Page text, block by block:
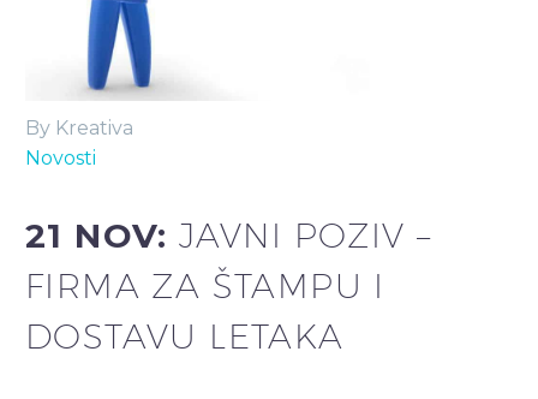
By Kreativa
Novosti
21 NOV:JAVNI POZIV –
FIRMA ZA ŠTAMPU I
DOSTAVU LETAKA